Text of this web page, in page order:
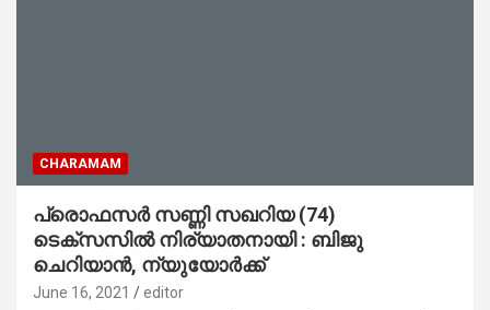
CHARAMAM
പ്രൊഫസര്‍ സണ്ണി സഖറിയ (74)
ടെക്‌സസില്‍ നിര്യാതനായി : ബിജു
ചെറിയാന്‍, ന്യുയോര്‍ക്ക്
June 16, 2021 editor